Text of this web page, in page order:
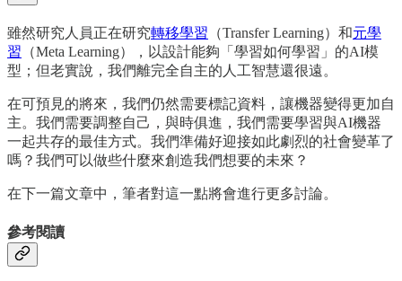
雖然研究人員正在研究轉移學習 （Transfer Learning）和元學
習 （Meta Learning），以設計能夠「學習如何學習」的AI模
型；但老實說，我們離完全自主的人工智慧還很遠。
在可預見的將來，我們仍然需要標記資料，讓機器變得更加自
主。我們需要調整自己，與時俱進，我們需要學習與AI機器
一起共存的最佳方式。我們準備好迎接如此劇烈的社會變革了
嗎？我們可以做些什麼來創造我們想要的未來？
在下一篇文章中，筆者對這一點將會進行更多討論。
參考閱讀